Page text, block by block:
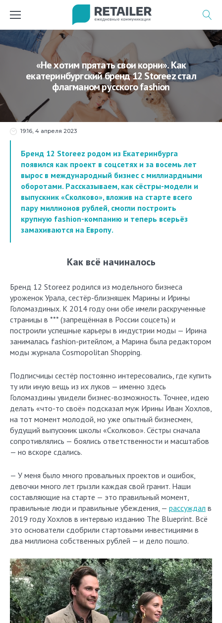
«Не хотим прятать свои корни». Как
екатеринбургский бренд 12 Storeez стал
флагманом русского fashion
19:16, 4 апреля 2023
Бренд 12 Storeez родом из Екатеринбурга
появился как проект в соцсетях и за восемь лет
вырос в международный бизнес с миллиардными
оборотами. Рассказываем, как сёстры-модели и
выпускник «Сколково», вложив на старте всего
пару миллионов рублей, смогли построить
крупную fashion-компанию и теперь всерьёз
замахиваются на Европу.
Как всё начиналось
Бренд 12 Storeez родился из модельного бизнеса
уроженок Урала, сестёр-близняшек Марины и Ирины
Голомаздиных. К 2014 году они обе имели раскрученные
страницы в *** (запрещённая в России соцсеть) и
построили успешные карьеры в индустрии моды — Ирина
занималась fashion-ритейлом, а Марина была редактором
моды журнала Cosmopolitan Shopping.
Подписчицы сестёр постоянно интересовались, где купить
ту или иную вещь из их луков — именно здесь
Голомаздины увидели бизнес-возможность. Точнее, идею
делать «что-то своё» подсказал муж Ирины Иван Хохлов,
на тот момент молодой, но уже опытный бизнесмен,
будущий выпускник школы «Сколково». Сёстры сначала
сопротивлялись — боялись ответственности и масштабов
— но вскоре сдались.
— У меня было много провальных проектов и ошибок,
девочки много лет грызли каждая свой гранит. Наши
составляющие на старте — это правильный момент,
правильные люди и правильные убеждения, — рассуждал в
2019 году Хохлов в интервью изданию The Blueprint. Всё
это основатели сдобрили стартовыми инвестициями в
два миллиона собственных рублей — и дело пошло.